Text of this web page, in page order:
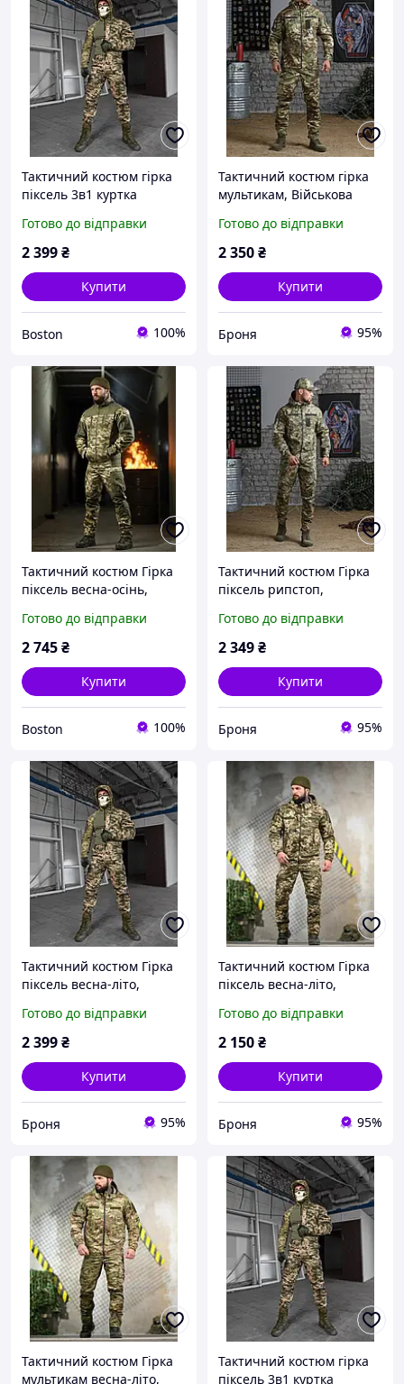
Тактичний костюм гірка
піксель 3в1 куртка
військова польова форма
камуфляж мультикам fur
Готово до відправки
2 399₴
Купити
Boston 100%
Тактичний костюм гірка
мультикам, Військова
камуфляж, армійський
бойовий костюм ріп-стоп
Готово до відправки
2 350₴
Купити
Броня 95%
Тактичний костюм Гірка
піксель весна-осінь,
форма гірка камуфляж,
армійська форма pixel зсу
Готово до відправки
2 745₴
Купити
Boston 100%
Тактичний костюм Гірка
піксель рипстоп,
Pixel камуфляж армейська
весна-літо зсу
Готово до відправки
2 349₴
Купити
Броня 95%
Тактичний костюм Гірка
піксель весна-літо,
форма Pixel камуфляж
армійська, костюм
Готово до відправки
2 399₴
Купити
Броня 95%
Тактичний костюм Гірка
піксель весна-літо,
костюм піксель
камуфляж, армійська
Готово до відправки
2 150₴
Купити
Броня 95%
Тактичний костюм Гірка
мультикам весна-літо,
Тактичний костюм гірка
піксель 3в1 куртка